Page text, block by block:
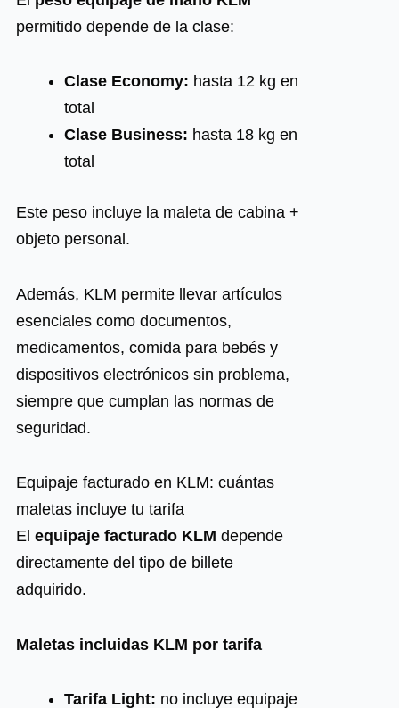
permitido depende de la clase:
Clase Economy: hasta 12 kg en
total
Clase Business: hasta 18 kg en
total
Este peso incluye la maleta de cabina +
objeto personal.
Además, KLM permite llevar artículos
esenciales como documentos,
medicamentos, comida para bebés y
dispositivos electrónicos sin problema,
siempre que cumplan las normas de
seguridad.
Equipaje facturado en KLM: cuántas
maletas incluye tu tarifa
El equipaje facturado KLM depende
directamente del tipo de billete
adquirido.
Maletas incluidas KLM por tarifa
Tarifa Light: no incluye equipaje